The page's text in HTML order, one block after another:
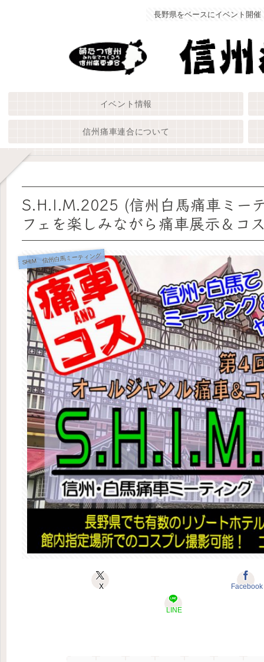
長野県をベースにイベント開
イベント情報
信州痛車連合について
S.H.I.M.2025 (信州白馬痛車ミ
フェを楽しみながら痛車展示＆コ
SHIM 信州白馬ミーティング
X Facebook
LINE